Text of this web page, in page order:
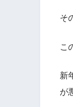
そ
こ
新
が